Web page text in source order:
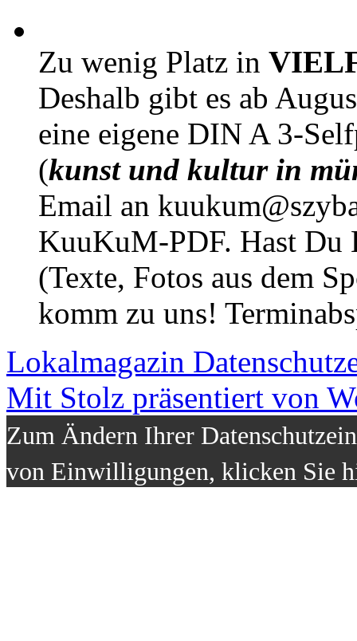
Zu wenig Platz in
Deshalb gibt es ab
eine eigene DIN A 3-
(kunst und kultur in
Email an
KuuKuM-PDF. Hast Du
(Texte, Fotos aus dem
komm zu uns!
Lokalmagazin
Mit Stolz präsentiert von
Zum Ändern Ihrer
von Einwilligungen, klicken Sie